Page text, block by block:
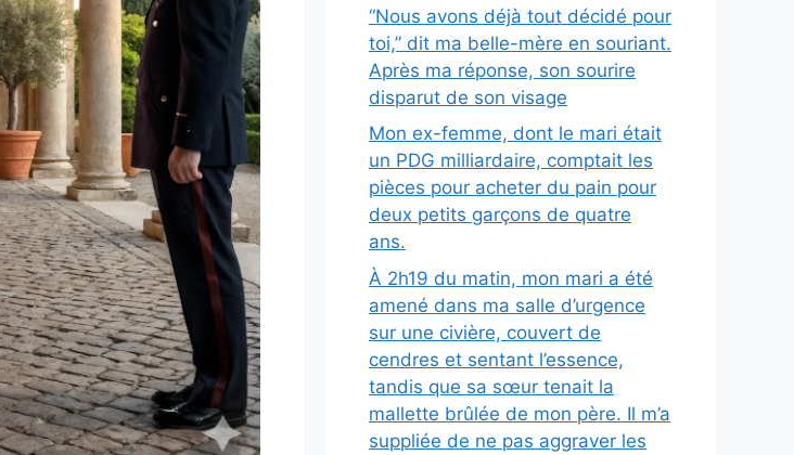
“Nous avons déjà tout décidé pour
toi,” dit ma belle-mère en souriant.
Après ma réponse, son sourire
disparut de son visage
Mon ex-femme, dont le mari était
un PDG milliardaire, comptait les
pièces pour acheter du pain pour
deux petits garçons de quatre
ans.
À 2h19 du matin, mon mari a été
amené dans ma salle d’urgence
sur une civière, couvert de
cendres et sentant l’essence,
tandis que sa sœur tenait la
mallette brûlée de mon père. Il m’a
suppliée de ne pas aggraver les